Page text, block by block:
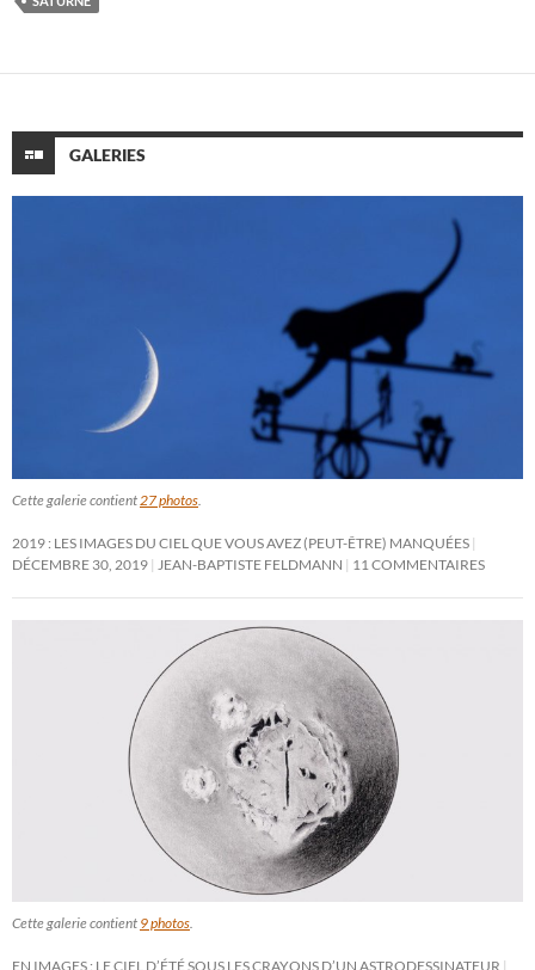
GALERIES
Cette galerie contient 27 photos
2019 : LES IMAGES DU CIEL QUE VOUS AVEZ (PEUT-ÊTRE) MANQUÉES
DÉCEMBRE 30, 2019
JEAN-BAPTISTE FELDMANN 11 COMMENTAIRES
Cette galerie contient 9 photos.
EN IMAGES : LE CIEL D’ÉTÉ SOUS LES CRAYONS D’UN ASTRODESSINATEUR